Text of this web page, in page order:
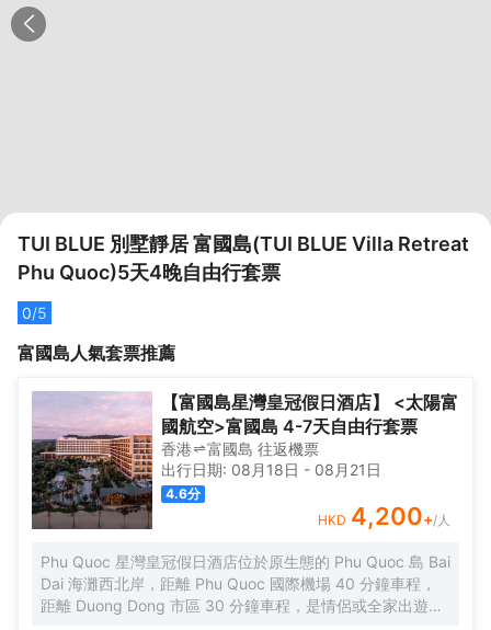
TUI BLUE 別墅靜居 富國島(TUI BLUE Villa Retreat
Phu Quoc)5天4晚自由行套票
0/5
富國島人氣套票推薦
【富國島星灣皇冠假日酒店】 <太陽富
國航空>富國島 4-7天自由行套票
香港 富國島 往返機票
出行日期: 08月18日 - 08月21日
4.6分
HKD 4,200+/人
Phu Quoc 星灣皇冠假日酒店位於原生態的 Phu Quoc 島 Bai
Dai 海灘西北岸，距離 Phu Quoc 國際機場 40 分鐘車程，
距離 Duong Dong 市區 30 分鐘車程，是情侶或全家出遊的